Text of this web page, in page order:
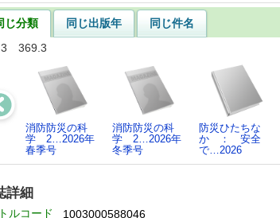
じ分類 同じ出版年
同じ件名
369.3
消防防災の科
学 2…2026年
春季号
消防防災の科
学 2…2026年
冬季号
防災ひたちな
か ： 安全
で…2026
詳細
ルコード 1003000588046